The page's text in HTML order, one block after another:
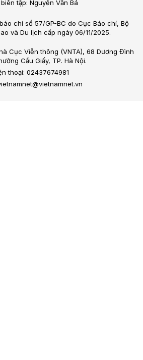
tập: Nguyễn Văn Bá
chí số 57/GP-BC do Cục Báo chí, Bộ
và Du lịch cấp ngày 06/11/2025.
Cục Viễn thông (VNTA), 68 Dương Đình
Cầu Giấy, TP. Hà Nội.
thoại: 02437674981